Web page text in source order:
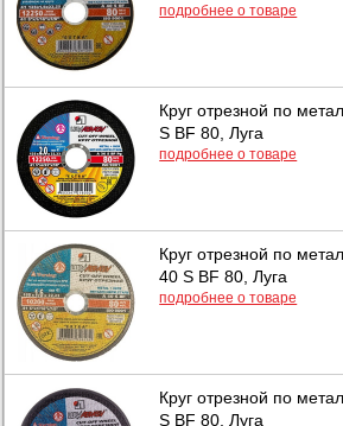
подробнее о товаре
Круг отрезной по
S BF 80, Луга
подробнее о товаре
Круг отрезной по
40 S BF 80, Луга
подробнее о товаре
Круг отрезной по
S BF 80, Луга